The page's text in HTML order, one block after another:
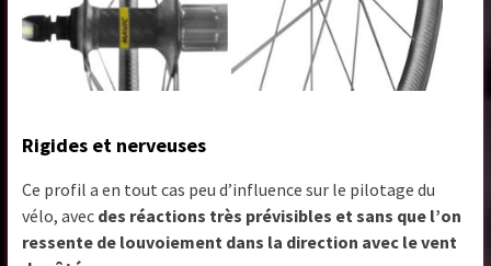
Rigides et nerveuses
Ce profil a en tout cas peu d’influence sur le pilotage du
vélo, avec des réactions très prévisibles et sans que l’on
ressente de louvoiement dans la direction avec le vent